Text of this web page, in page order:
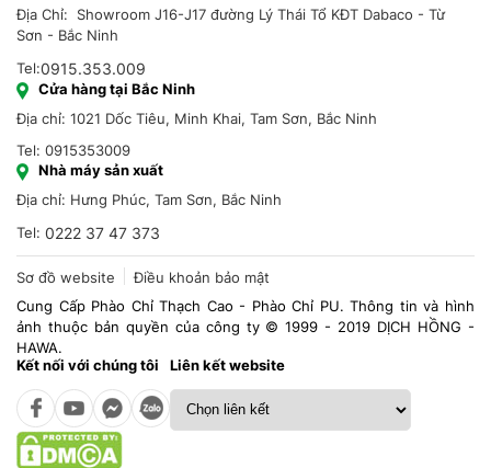
Địa Chỉ: Showroom J16-J17 đường Lý Thái Tổ KĐT Dabaco - Từ
Sơn - Bắc Ninh
Tel:0915.353.009
Cửa hàng tại Bắc Ninh
Địa chỉ: 1021 Dốc Tiêu, Minh Khai, Tam Sơn, Bắc Ninh
Tel: 0915353009
Nhà máy sản xuất
Địa chỉ: Hưng Phúc, Tam Sơn, Bắc Ninh
Tel: 0222 37 47 373
Sơ đồ website
Điều khoản bảo mật
Cung Cấp Phào Chỉ Thạch Cao - Phào Chỉ PU. Thông tin và hình
ảnh thuộc bản quyền của công ty © 1999 - 2019 DỊCH HỒNG -
HAWA.
Kết nối với chúng tôi
Liên kết website